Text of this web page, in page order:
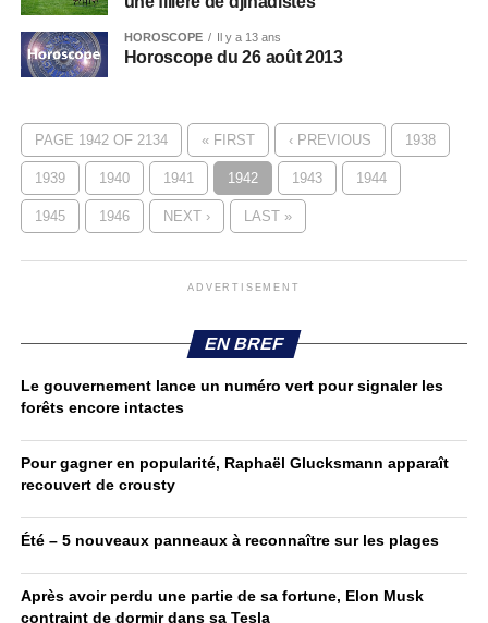
HOROSCOPE Il y a 13 ans
Horoscope du 26 août 2013
PAGE 1942 OF 2134 « FIRST ‹ PREVIOUS 1938
1939 1940 1941 1942 1943 1944
1945 1946 NEXT › LAST »
ADVERTISEMENT
EN BREF
Le gouvernement lance un numéro vert pour signaler les
forêts encore intactes
Pour gagner en popularité, Raphaël Glucksmann apparaît
recouvert de crousty
Été – 5 nouveaux panneaux à reconnaître sur les plages
Après avoir perdu une partie de sa fortune, Elon Musk
contraint de dormir dans sa Tesla